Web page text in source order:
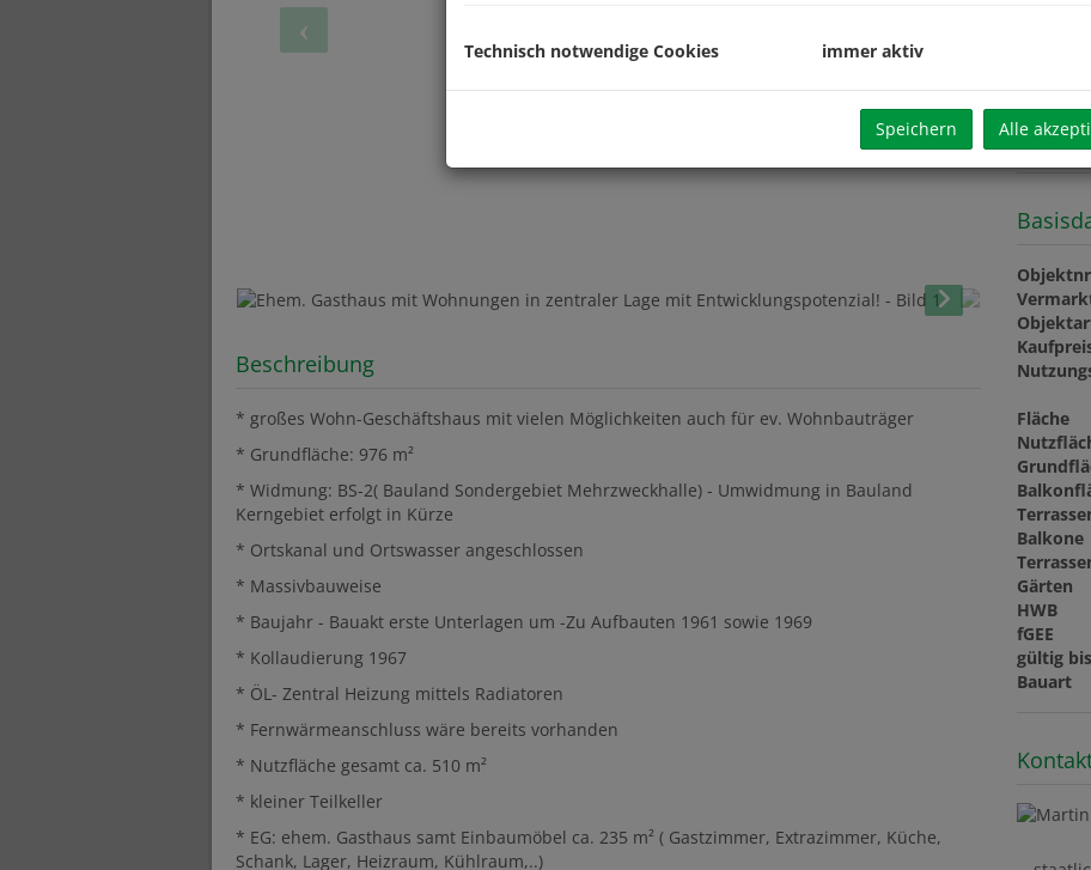
Beschreibung
* großes Wohn-Geschäftshaus mit vielen Möglichkeiten auch für ev. Wohnbauträger
* Grundfläche: 976 m²
* Widmung: BS-2( Bauland Sondergebiet Mehrzweckhalle) - Umwidmung in Bauland
Kerngebiet erfolgt in Kürze
* Ortskanal und Ortswasser angeschlossen
* Massivbauweise
* Baujahr - Bauakt erste Unterlagen um -Zu Aufbauten 1961 sowie 1969
* Kollaudierung 1967
* ÖL- Zentral Heizung mittels Radiatoren
* Fernwärmeanschluss wäre bereits vorhanden
* Nutzfläche gesamt ca. 510 m²
* kleiner Teilkeller
* EG: ehem. Gasthaus samt Einbaumöbel ca. 235 m² ( Gastzimmer, Extrazimmer, Küche,
Schank, Lager, Heizraum, Kühlraum,..)
Fläche
Balkone
Gärten
HWB
fGEE
gültig bis
Bauart
Technisch notwendige Cookies immer aktiv
Speichern Alle